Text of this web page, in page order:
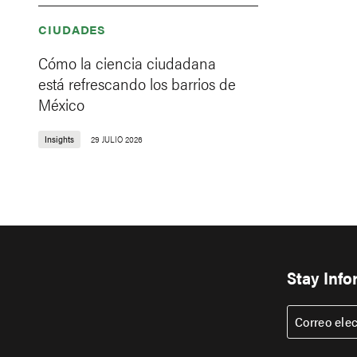
CIUDADES
Cómo la ciencia ciudadana
está refrescando los barrios de
México
Insights 29 JULIO 2026
Stay
Correo